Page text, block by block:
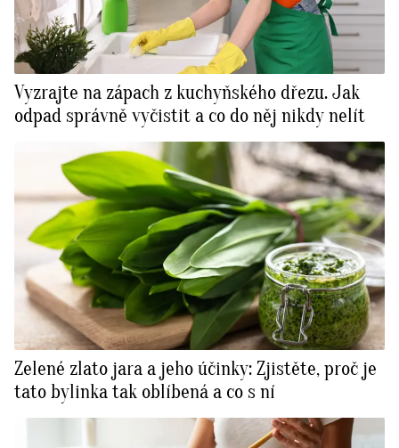
Vyzrajte na zápach z kuchyňského dřezu. Jak
odpad správně vyčistit a co do něj nikdy nelít
Zelené zlato jara a jeho účinky: Zjistěte, proč je
tato bylinka tak oblíbená a co s ní